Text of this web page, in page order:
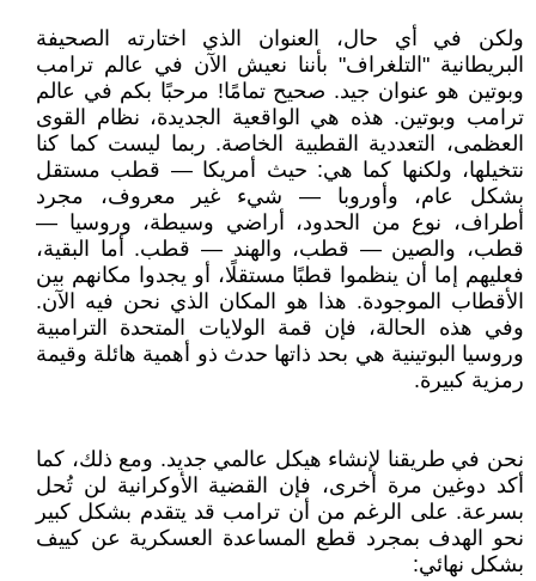
ولكن في أي حال، العنوان الذي اختارته الصحيفة
البريطانية "التلغراف" بأننا نعيش الآن في عالم ترامب
وبوتين هو عنوان جيد. صحيح تمامًا! مرحبًا بكم في عالم
ترامب وبوتين. هذه هي الواقعية الجديدة، نظام القوى
العظمى، التعددية القطبية الخاصة. ربما ليست كما كنا
نتخيلها، ولكنها كما هي: حيث أمريكا — قطب مستقل
بشكل عام، وأوروبا — شيء غير معروف، مجرد
أطراف، نوع من الحدود، أراضي وسيطة، وروسيا —
قطب، والصين — قطب، والهند — قطب. أما البقية،
فعليهم إما أن ينظموا قطبًا مستقلًا، أو يجدوا مكانهم بين
الأقطاب الموجودة. هذا هو المكان الذي نحن فيه الآن.
وفي هذه الحالة، فإن قمة الولايات المتحدة الترامبية
وروسيا البوتينية هي بحد ذاتها حدث ذو أهمية هائلة وقيمة
رمزية كبيرة.
نحن في طريقنا لإنشاء هيكل عالمي جديد. ومع ذلك، كما
أكد دوغين مرة أخرى، فإن القضية الأوكرانية لن تُحل
بسرعة. على الرغم من أن ترامب قد يتقدم بشكل كبير
نحو الهدف بمجرد قطع المساعدة العسكرية عن كييف
بشكل نهائي: